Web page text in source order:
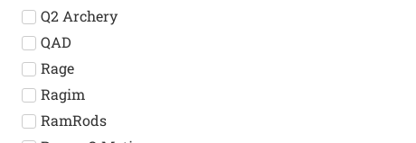
Q2 Archery
QAD
Rage
Ragim
RamRods